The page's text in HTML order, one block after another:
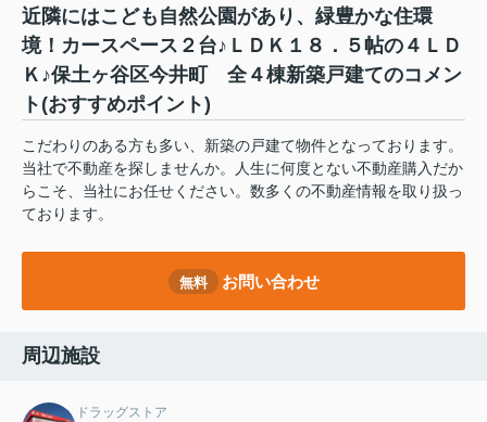
近隣にはこども自然公園があり、緑豊かな住環
境！カースペース２台♪ＬＤＫ１８．５帖の４ＬＤ
Ｋ♪保土ヶ谷区今井町 全４棟新築戸建てのコメン
ト(おすすめポイント)
こだわりのある方も多い、新築の戸建て物件となっております。
当社で不動産を探しませんか。人生に何度とない不動産購入だか
らこそ、当社にお任せください。数多くの不動産情報を取り扱っ
ております。
無料 お問い合わせ
周辺施設
ドラッグストア